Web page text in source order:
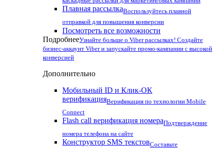
Плавная рассылкаВоспользуйтесь плавной
отправкой для повышения конверсии
Посмотреть все возможности
ПодробнееУзнайте больше о Viber рассылках! Создайте
бизнес-аккаунт Viber и запускайте промо-кампании с высокой
конверсией
Дополнительно
Мобильный ID и Клик-ОК
верификацияВерификация по технологии Mobile
Connect
Flash call верификация номераПодтверждение
номера телефона на сайте
Конструктор SMS текстовСоставьте